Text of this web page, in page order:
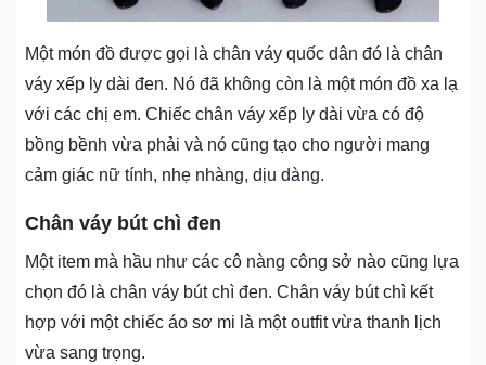
Một món đồ được gọi là chân váy quốc dân đó là chân
váy xếp ly dài đen. Nó đã không còn là một món đồ xa lạ
với các chị em. Chiếc chân váy xếp ly dài vừa có độ
bồng bềnh vừa phải và nó cũng tạo cho người mang
cảm giác nữ tính, nhẹ nhàng, dịu dàng.
Chân váy bút chì đen
Một item mà hầu như các cô nàng công sở nào cũng lựa
chọn đó là chân váy bút chì đen. Chân váy bút chì kết
hợp với một chiếc áo sơ mi là một outfit vừa thanh lịch
vừa sang trọng.